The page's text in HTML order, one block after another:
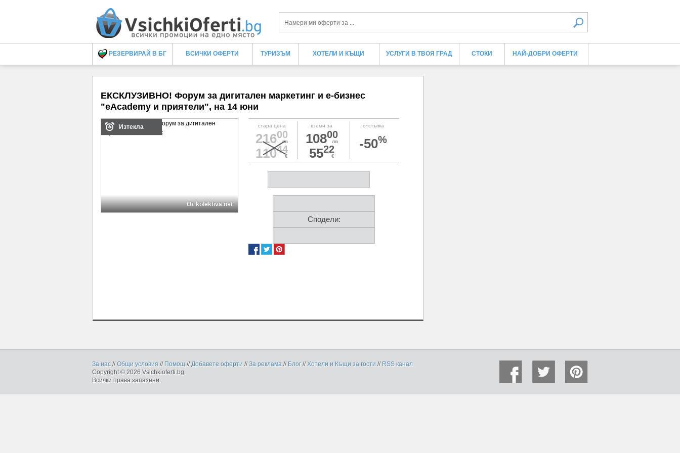
Търси
РЕЗЕРВИРАЙ В БГ ВСИЧКИ ОФЕРТИ ТУРИЗЪМ ХОТЕЛИ И КЪЩИ УСЛУГИ В ТВОЯ ГРАД СТОКИ НАЙ-ДОБРИ ОФЕРТИ
ЕКСКЛУЗИВНО! Форум за дигитален маркетинг и e-бизнес
"eAcademy и приятели", на 14 юни
Изтекла
От kolektiva.net
стара цена
21600
лв
11044
€
вземи за
10800
лв
5522
€
отстъпка
-50%
Сподели:
За нас //Общи условия // Помощ //Добавете оферти //За реклама // Блог //Хотели и Къщи за гости // RSS канал
Copyright © 2026 Vsichkioferti.bg.
Всички права запазени.